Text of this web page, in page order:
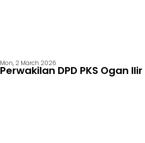
Mon, 2 March 2026
Perwakilan DPD PKS Ogan Ilir